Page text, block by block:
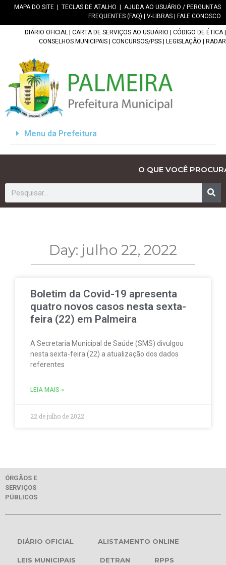
MAPA DO SITE TECLAS DE ATALHO
AJUDA AO USUÁRIO / PERGUNTAS
FREQUENTES (FAQ)
V-LIBRAS FALE CONOSCO
DIÁRIO OFICIAL CARTA DE SERVIÇOS AO USUÁRIO CÓDIGO DE ÉTICA|
CONSELHOS MUNICIPAIS
CONCURSOS/PSS LEGISLAÇÃO RADAR
Menu da Prefeitura
O QUE VOCÊ
Day: julho 22, 2022
Boletim da Covid-19 apresenta
quatro novos casos nesta sexta-
feira (22) em Palmeira
A Secretaria Municipal de Saúde (SMS) divulgou
nesta sexta-feira (22) a atualização dos dados
referentes
LEIA MAIS »
22 de julho de 2022
ÓRGÃOS E
SERVIÇOS
PÚBLICOS
DIÁRIO OFICIAL ALISTAMENTO ONLINE
LEIS MUNICIPAIS DETRAN RPPS